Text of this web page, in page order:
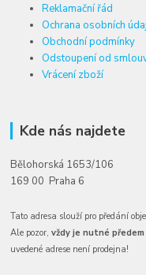
Reklamační řád
Ochrana osobních
Obchodní podmínky
Odstoupení od
Vrácení zboží
Kde nás najdete
Bělohorská 1653/106
169 00 Praha 6
Tato adresa slouží pro předání
Ale pozor,vždy je nutné
uvedené adrese není prodejna!